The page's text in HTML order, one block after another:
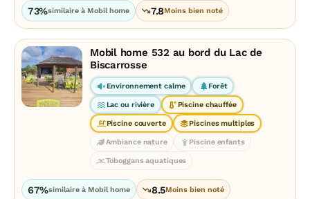
73%similaire à Mobil home 7.8Moins bien noté
Mobil home 532 au bord du Lac de
Biscarrosse
Environnement calme Forêt
Lac ou rivière Piscine chauffée
Piscine couverte Piscines multiples
Ambiance nature Piscine enfants
Toboggans aquatiques
67%similaire à Mobil home 8.5Moins bien noté